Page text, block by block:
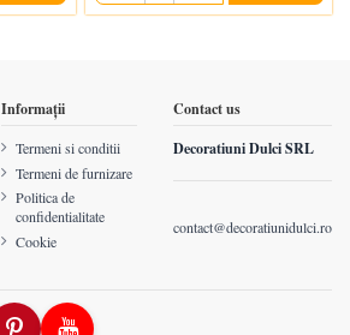
Informații
Termeni si conditii
Termeni de furnizare
Politica de
confidentialitate
Cookie
Contact us
Decoratiuni Dulci SRL
contact@decoratiunidulci.ro